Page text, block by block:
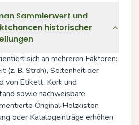
Sammlerwert und
historischer
sich an mehreren Faktoren:
(z. B. Stroh), Seltenheit der
von Etikett, Kork und
sowie nachweisbare
Original‑Holzkisten,
oder Katalogeinträge erhöhen